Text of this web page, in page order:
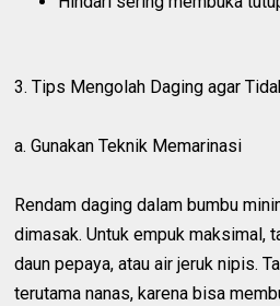
3. Tips Mengolah Daging agar
a. Gunakan Teknik Memarinasi
Rendam daging dalam bumbu
dimasak. Untuk empuk maksimal,
daun pepaya, atau air jeruk nipis.
terutama nanas, karena bisa